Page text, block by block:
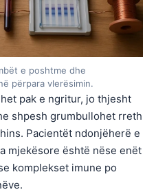
e poshtme dhe
përpara vlerësimin.
pak e ngritur, jo thjesht
shpesh grumbullohet rreth
Pacientët ndonjëherë e
mjekësore është nëse enët
komplekset imune po